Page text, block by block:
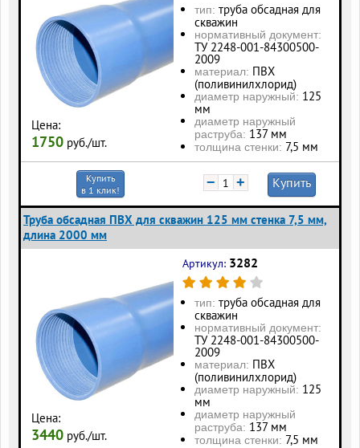
Цена:
1750 руб./шт.
тип: труба обсадная для
скважин
нормативный документ:
ТУ 2248-001-84300500-
2009
материал: ПВХ
(поливинилхлорид)
диаметр наружный: 125
мм
диаметр наружный
раструба: 137 мм
толщина стенки: 7,5 мм
Купить
в 1 клик!
− + Купить
Труба обсадная ПВХ для скважин 125 мм стенка 7,5 мм,
длина 2000 мм
Цена:
3440 руб./шт.
Артикул: 3282
тип: труба обсадная для
скважин
нормативный документ:
ТУ 2248-001-84300500-
2009
материал: ПВХ
(поливинилхлорид)
диаметр наружный: 125
мм
диаметр наружный
раструба: 137 мм
толщина стенки: 7,5 мм